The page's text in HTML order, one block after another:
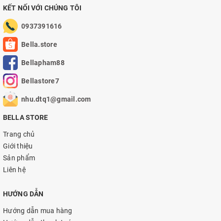
KẾT NỐI VỚI CHÚNG TÔI
0937391616
Bella.store
Bellapham88
Bellastore7
nhu.dtq1@gmail.com
BELLA STORE
Trang chủ
Giới thiệu
Sản phẩm
Liên hệ
HƯỚNG DẪN
Hướng dẫn mua hàng